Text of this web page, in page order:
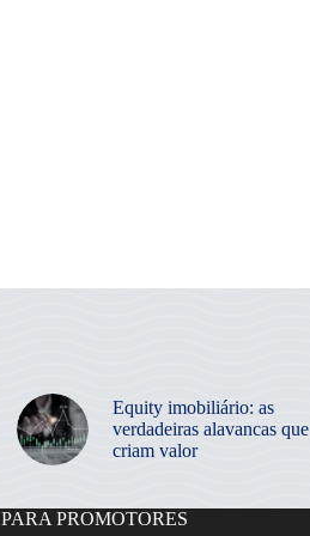
Equity imobiliário: as
verdadeiras alavancas que
criam valor
PARA PROMOTORES